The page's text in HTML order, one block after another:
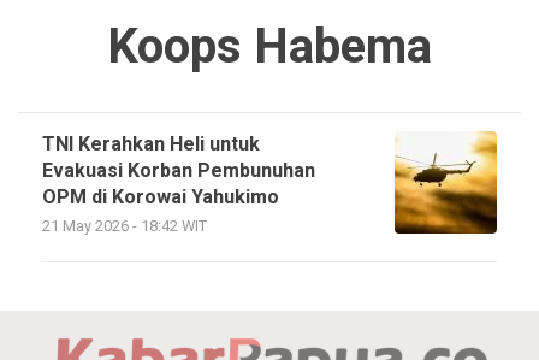
Koops Habema
TNI Kerahkan Heli untuk
Evakuasi Korban Pembunuhan
OPM di Korowai Yahukimo
21 May 2026 - 18:42 WIT